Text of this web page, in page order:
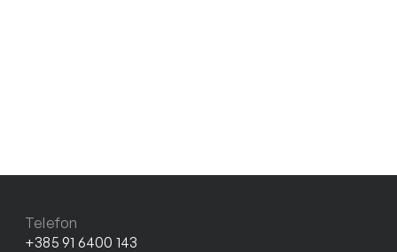
Telefon
+385 91 6400 143